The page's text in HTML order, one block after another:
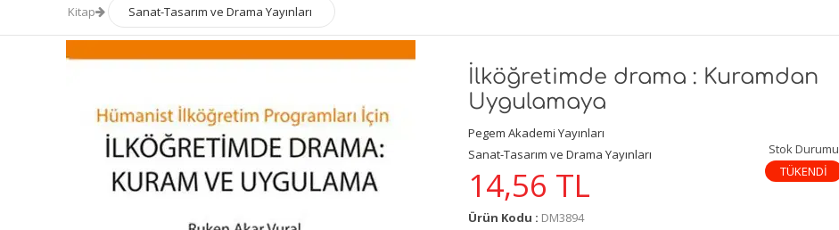
Kitap Sanat-Tasarım ve Drama Yayınları
İlköğretimde drama : Kuramdan
Uygulamaya
Pegem Akademi Yayınları
Sanat-Tasarım ve Drama Yayınları
Stok Durumu
TÜKENDİ
14,56 TL
Ürün Kodu : DM3894